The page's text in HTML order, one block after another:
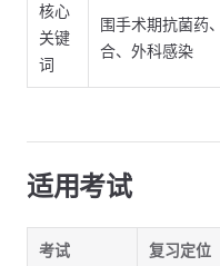
核心
关键
词
围手术期抗菌药
合、外科感染
适用考试
考试 复习定位